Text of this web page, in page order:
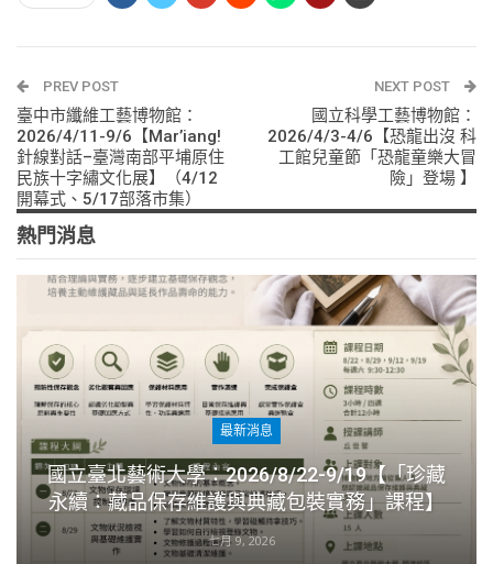
PREV POST
臺中市纖維工藝博物館：
2026/4/11-9/6【Mar’iang!
針線對話–臺灣南部平埔原住
民族十字繡文化展】（4/12
開幕式、5/17部落市集）
NEXT POST
國立科學工藝博物館：
2026/4/3-4/6【恐龍出沒 科
工館兒童節「恐龍童樂大冒
險」登場 】
熱門消息
最新消息
國立臺北藝術大學：2026/8/22-9/19【「珍藏
永續：藏品保存維護與典藏包裝實務」課程】
七月 9, 2026